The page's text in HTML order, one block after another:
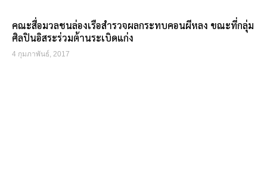
คณะสื่อมวลชนล่องเรือสำรวจผลกระทบคอนผีหลง ขณะที่กลุ่ม
ศิลปินอิสระร่วมต้านระเบิดแก่ง
4 กุมภาพันธ์, 2017